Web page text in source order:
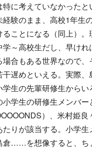
に考えていなかった
験のまま、高校1年生
ことになる（同上）
学～高校生だし、早け
合もある世界なので、
遅めといえる。実際、
学生の先輩研修生からい
小学生の研修生メンバ
）、米村姫良
りが該当する。小学生
倉……を想像すると、ち